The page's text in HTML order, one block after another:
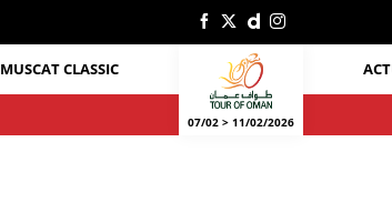
MUSCAT CLASSIC
07/02 > 11/02/2026